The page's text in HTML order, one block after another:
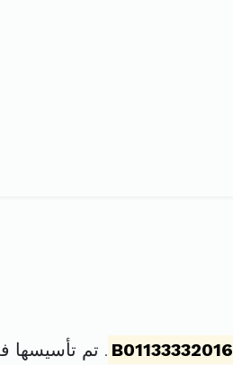
B01133332016 . تم تأسيسها في 21 جوان 2016 برأس